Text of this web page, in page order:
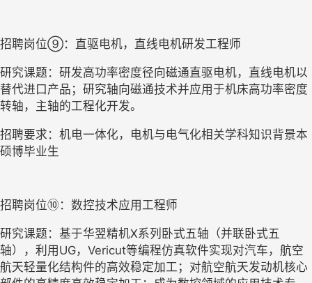
招聘岗位⑨：直驱电机，直线电机研发工程师
研究课题：研发高功率密度径向磁通直驱电机，直线电机以
替代进口产品；研究轴向磁通技术并应用于机床高功率密度
转轴，主轴的工程化开发。
招聘要求：机电一体化，电机与电气化相关学科知识背景本
硕博毕业生
招聘岗位⑩：数控技术应用工程师
研究课题：基于华翌精机X系列卧式五轴（并联卧式五
轴），利用UG， Vericut等编程仿真软件实现对汽车，航空
航天轻量化结构件的高效稳定加工；对航空航天发动机核心